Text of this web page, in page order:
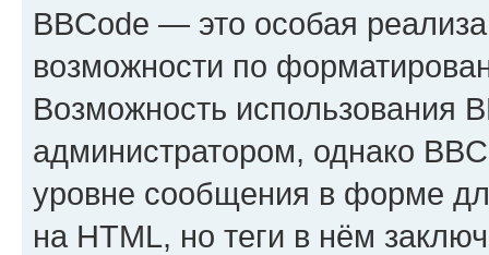
BBCode — это особая
возможности по
Возможность использования
администратором, однако
уровне сообщения в форме
на HTML, но теги в нём